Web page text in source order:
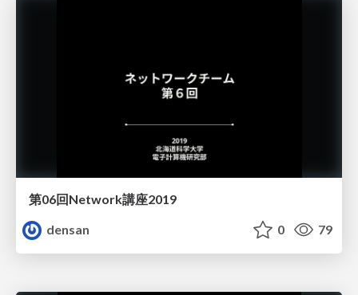
第06回Network講座2019
densan
0 79